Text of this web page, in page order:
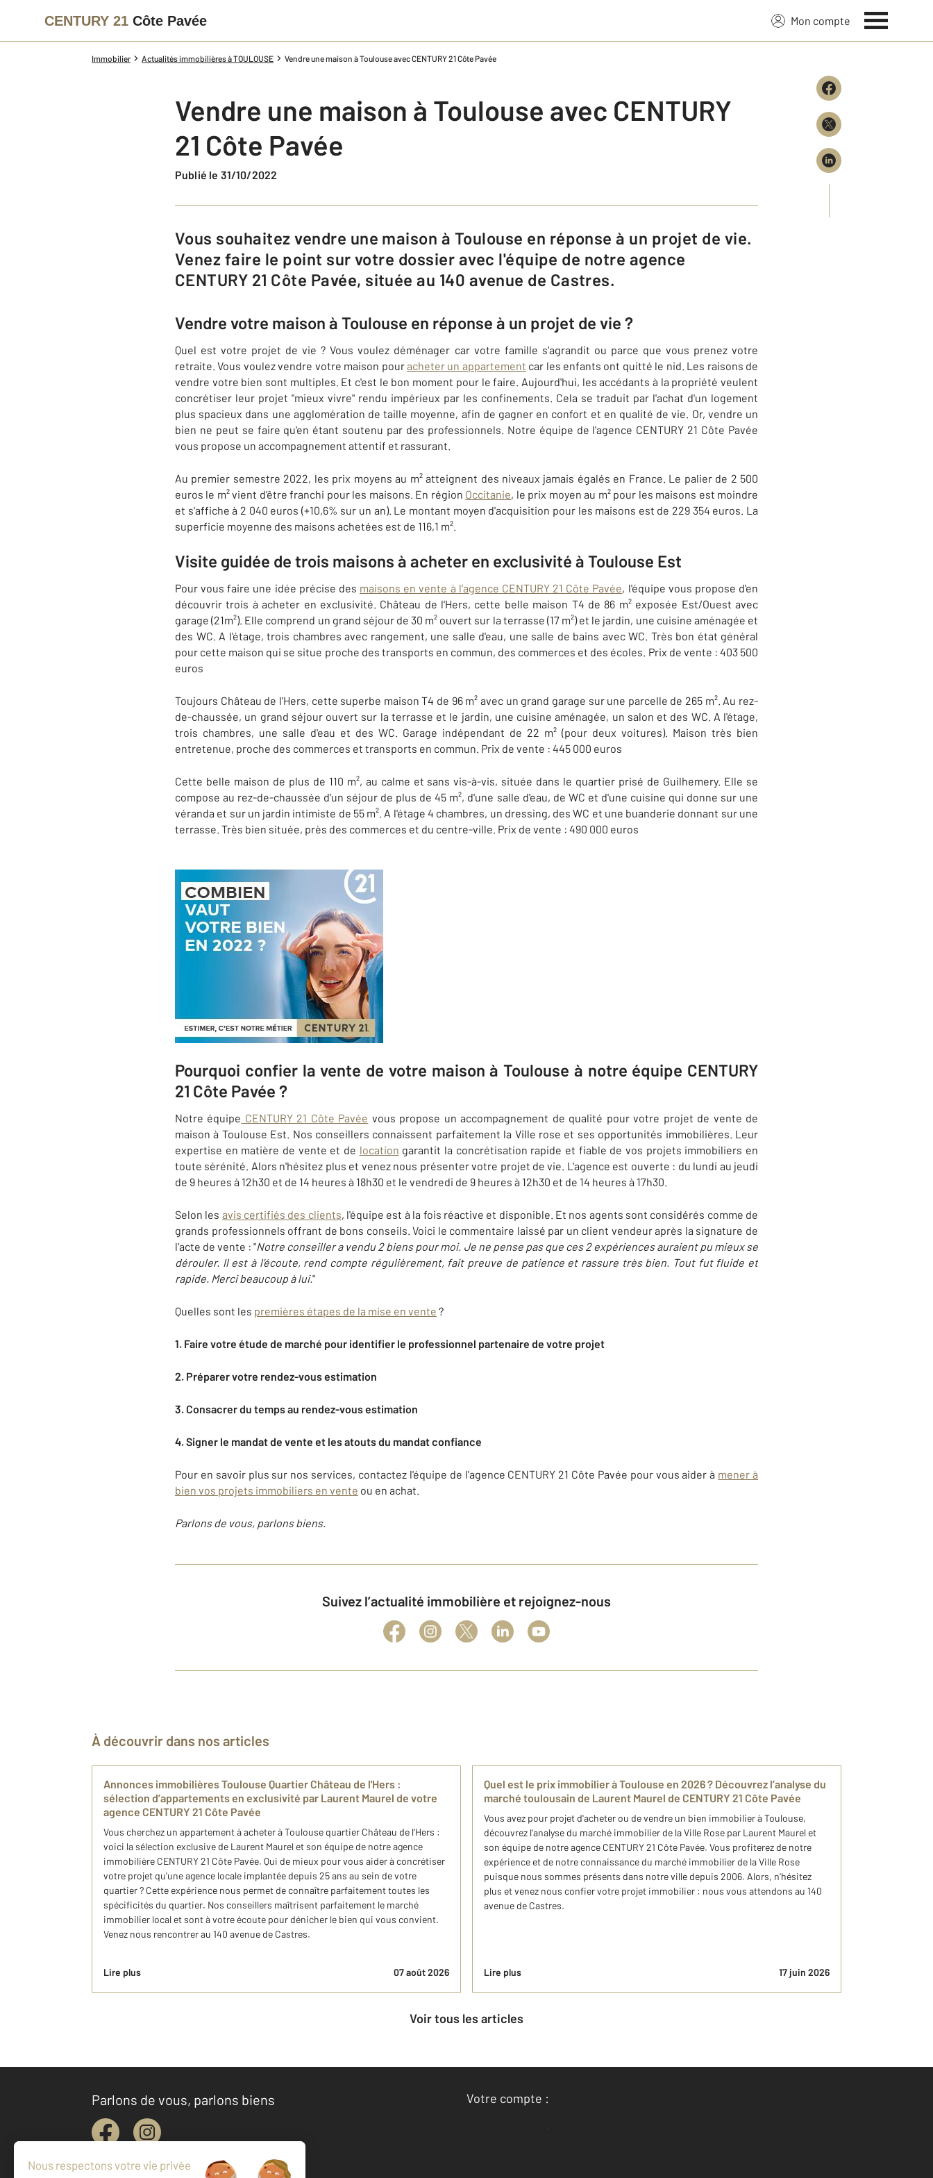
CENTURY 21 Côte Pavée Mon compte
Immobilier Actualités immobilières à TOULOUSE Vendre une maison à Toulouse avec CENTURY 21 Côte Pavée
Vendre une maison à Toulouse avec CENTURY
21 Côte Pavée
Publié le 31/10/2022
Vous souhaitez vendre une maison à Toulouse en réponse à un projet de vie.
Venez faire le point sur votre dossier avec l'équipe de notre agence
CENTURY 21 Côte Pavée, située au 140 avenue de Castres.
Vendre votre maison à Toulouse en réponse à un projet de vie ?
Quel est votre projet de vie ? Vous voulez déménager car votre famille s'agrandit ou parce que vous prenez votre
retraite. Vous voulez vendre votre maison pouracheter un appartement car les enfants ont quitté le nid. Les raisons de
vendre votre bien sont multiples. Et c'est le bon moment pour le faire. Aujourd'hui, les accédants à la propriété veulent
concrétiser leur projet "mieux vivre" rendu impérieux par les confinements. Cela se traduit par l'achat d'un logement
plus spacieux dans une agglomération de taille moyenne, afin de gagner en confort et en qualité de vie. Or, vendre un
bien ne peut se faire qu'en étant soutenu par des professionnels. Notre équipe de l'agence CENTURY 21 Côte Pavée
vous propose un accompagnement attentif et rassurant.
Au premier semestre 2022, les prix moyens au m² atteignent des niveaux jamais égalés en France. Le palier de 2 500
euros le m² vient d’être franchi pour les maisons. En région Occitanie, le prix moyen au m² pour les maisons est moindre
et s'affiche à 2 040 euros (+10,6% sur un an). Le montant moyen d'acquisition pour les maisons est de 229 354 euros. La
superficie moyenne des maisons achetées est de 116,1 m².
Visite guidée de trois maisons à acheter en exclusivité à Toulouse Est
Pour vous faire une idée précise des maisons en vente à l'agence CENTURY 21 Côte Pavée, l'équipe vous propose d'en
découvrir trois à acheter en exclusivité. Château de l'Hers, cette belle maison T4 de 86 m² exposée Est/Ouest avec
garage (21m²). Elle comprend un grand séjour de 30 m² ouvert sur la terrasse (17 m²) et le jardin, une cuisine aménagée et
des WC. A l'étage, trois chambres avec rangement, une salle d'eau, une salle de bains avec WC. Très bon état général
pour cette maison qui se situe proche des transports en commun, des commerces et des écoles. Prix de vente : 403 500
euros
Toujours Château de l'Hers, cette superbe maison T4 de 96 m² avec un grand garage sur une parcelle de 265 m². Au rez-
de-chaussée, un grand séjour ouvert sur la terrasse et le jardin, une cuisine aménagée, un salon et des WC. A l'étage,
trois chambres, une salle d'eau et des WC. Garage indépendant de 22 m² (pour deux voitures). Maison très bien
entretenue, proche des commerces et transports en commun. Prix de vente : 445 000 euros
Cette belle maison de plus de 110 m², au calme et sans vis-à-vis, située dans le quartier prisé de Guilhemery. Elle se
compose au rez-de-chaussée d'un séjour de plus de 45 m², d'une salle d'eau, de WC et d'une cuisine qui donne sur une
véranda et sur un jardin intimiste de 55 m². A l'étage 4 chambres, un dressing, des WC et une buanderie donnant sur une
terrasse. Très bien située, près des commerces et du centre-ville. Prix de vente : 490 000 euros
Pourquoi confier la vente de votre maison à Toulouse à notre équipe CENTURY
21 Côte Pavée ?
Notre équipe CENTURY 21 Côte Pavée vous propose un accompagnement de qualité pour votre projet de vente de
maison à Toulouse Est. Nos conseillers connaissent parfaitement la Ville rose et ses opportunités immobilières. Leur
expertise en matière de vente et de location garantit la concrétisation rapide et fiable de vos projets immobiliers en
toute sérénité. Alors n'hésitez plus et venez nous présenter votre projet de vie. L'agence est ouverte : du lundi au jeudi
de 9 heures à 12h30 et de 14 heures à 18h30 et le vendredi de 9 heures à 12h30 et de 14 heures à 17h30.
Selon les avis certifiés des clients, l'équipe est à la fois réactive et disponible. Et nos agents sont considérés comme de
grands professionnels offrant de bons conseils. Voici le commentaire laissé par un client vendeur après la signature de
l'acte de vente : "Notre conseiller a vendu 2 biens pour moi. Je ne pense pas que ces 2 expériences auraient pu mieux se
dérouler. Il est à l’écoute, rend compte régulièrement, fait preuve de patience et rassure très bien. Tout fut fluide et
rapide. Merci beaucoup à lui."
Quelles sont les premières étapes de la mise en vente ?
1. Faire votre étude de marché pour identifier le professionnel partenaire de votre projet
2. Préparer votre rendez-vous estimation
3. Consacrer du temps au rendez-vous estimation
4. Signer le mandat de vente et les atouts du mandat confiance
Pour en savoir plus sur nos services, contactez l'équipe de l'agence CENTURY 21 Côte Pavée pour vous aider à mener à
bien vos projets immobiliers en vente ou en achat.
Parlons de vous, parlons biens.
Suivez l’actualité immobilière et rejoignez-nous
À découvrir dans nos articles
Annonces immobilières Toulouse​ Quartier Château de l'Hers :
sélection d’appartements en exclusivité par Laurent Maurel de votre
agence CENTURY 21 Côte Pavée
Vous cherchez un appartement à acheter à Toulouse​ quartier Château de l'Hers :
voici la sélection exclusive de Laurent Maurel et son équipe de notre agence
immobilière CENTURY 21 Côte Pavée. Qui de mieux pour vous aider à concrétiser
votre projet qu'une agence locale implantée depuis 25 ans au sein de votre
quartier ? Cette expérience nous permet de connaître parfaitement toutes les
spécificités du quartier. Nos conseillers maîtrisent parfaitement le marché
immobilier local et sont à votre écoute pour dénicher le bien qui vous convient.
Venez nous rencontrer au 140 avenue de Castres.
Lire plus 07 août 2026
Quel est le prix immobilier à Toulouse en 2026 ? Découvrez l’analyse du
marché ​toulousain de Laurent Maurel de CENTURY 21 Côte Pavée
Vous avez pour projet d'acheter ou de vendre un bien immobilier à Toulouse,
découvrez l'analyse du marché immobilier de la Ville Rose par Laurent Maurel et
son équipe de notre agence CENTURY 21 Côte Pavée. Vous profiterez de notre
expérience et de notre connaissance du marché immobilier de la Ville Rose
puisque nous sommes présents dans notre ville depuis 2006. Alors, n'hésitez
plus et venez nous confier votre projet immobilier : nous vous attendons au 140
avenue de Castres.
Lire plus 17 juin 2026
Voir tous les articles
Parlons de vous, parlons biens
Votre compte :
Accéder à mon compte